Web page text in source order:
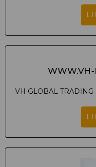
WWW.VH-
VH GLOBAL TRADING